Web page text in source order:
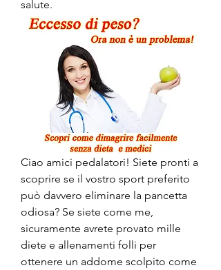
salute.
Ciao amici pedalatori! Siete pronti a
scoprire se il vostro sport preferito
può davvero eliminare la pancetta
odiosa? Se siete come me,
sicuramente avrete provato mille
diete e allenamenti folli per
ottenere un addome scolpito come